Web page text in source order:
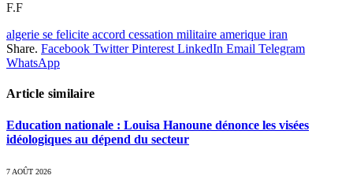
F.F
algerie se felicite accord cessation militaire amerique iran
Share. Facebook Twitter Pinterest LinkedIn Email Telegram
WhatsApp
Article similaire
Education nationale : Louisa Hanoune dénonce les visées
idéologiques au dépend du secteur
7 AOÛT 2026